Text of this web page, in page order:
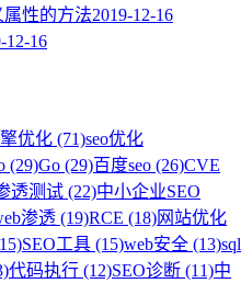
属性的方法2019-12-16
12-16
优化 (71)seo优化
(29)Go (29)百度seo (26)CVE
透测试 (22)中小企业SEO
渗透 (19)RCE (18)网站优化
SEO工具 (15)web安全 (13)sql
代码执行 (12)SEO诊断 (11)中